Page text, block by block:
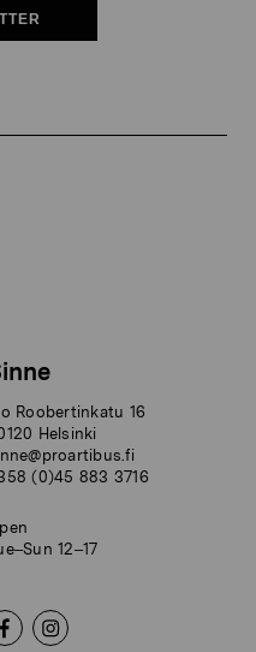
Roobertinkatu 16
Helsinki
(0)45 883 3716
12–17